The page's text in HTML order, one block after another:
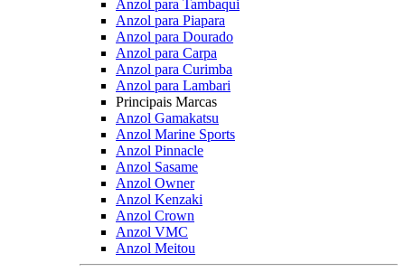
Anzol para Tambaqui
Anzol para Piapara
Anzol para Dourado
Anzol para Carpa
Anzol para Curimba
Anzol para Lambari
Principais Marcas
Anzol Gamakatsu
Anzol Marine Sports
Anzol Pinnacle
Anzol Sasame
Anzol Owner
Anzol Kenzaki
Anzol Crown
Anzol VMC
Anzol Meitou